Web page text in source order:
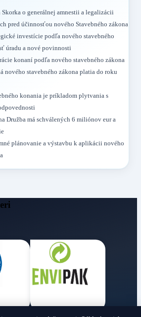
Skorka o generálnej amnestii a legalizácii
pred účinnosťou nového Stavebného zákona
investície podľa nového stavebného
úradu a nové povinnosti
konaní podľa nového stavebného zákona
nového stavebného zákona platia do roku
konania je príkladom plytvania s
Družba má schválených 6 miliónov eur a
plánovanie a výstavbu k aplikácii nového